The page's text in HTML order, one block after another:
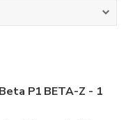
P1 BETA-Z - 1